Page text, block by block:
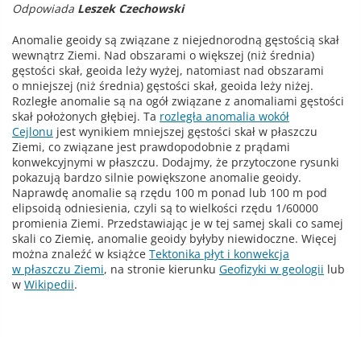
Odpowiada Leszek Czechowski
Anomalie geoidy są związane z niejednorodną gęstością skał
wewnątrz Ziemi. Nad obszarami o większej (niż średnia)
gęstości skał, geoida leży wyżej, natomiast nad obszarami
o mniejszej (niż średnia) gęstości skał, geoida leży niżej.
Rozległe anomalie są na ogół związane z anomaliami gęstości
skał położonych głębiej. Ta rozległa anomalia wokół
Cejlonu jest wynikiem mniejszej gęstości skał w płaszczu
Ziemi, co związane jest prawdopodobnie z prądami
konwekcyjnymi w płaszczu. Dodajmy, że przytoczone rysunki
pokazują bardzo silnie powiększone anomalie geoidy.
Naprawdę anomalie są rzędu 100 m ponad lub 100 m pod
elipsoidą odniesienia, czyli są to wielkości rzędu 1/60000
promienia Ziemi. Przedstawiając je w tej samej skali co samej
skali co Ziemię, anomalie geoidy byłyby niewidoczne. Więcej
można znaleźć w książce Tektonika płyt i konwekcja
w płaszczu Ziemi, na stronie kierunku Geofizyki w geologii lub
w Wikipedii.